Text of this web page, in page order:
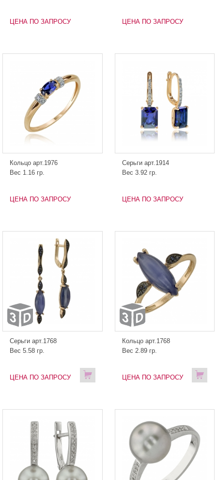
ЦЕНА ПО ЗАПРОСУ ЦЕНА ПО ЗАПРОСУ
Кольцо арт.1976
Вес 1.16 гр.
ЦЕНА ПО ЗАПРОСУ
Серьги арт.1914
Вес 3.92 гр.
ЦЕНА ПО ЗАПРОСУ
Серьги арт.1768
Вес 5.58 гр.
ЦЕНА ПО ЗАПРОСУ
Кольцо арт.1768
Вес 2.89 гр.
ЦЕНА ПО ЗАПРОСУ